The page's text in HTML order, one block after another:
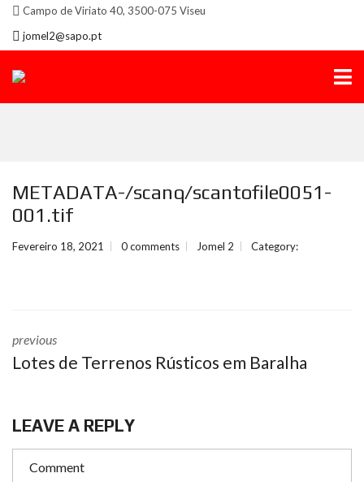
Campo de Viriato 40, 3500-075 Viseu
jomel2@sapo.pt
METADATA-/scanq/scantofile0051-
001.tif
Fevereiro 18, 2021 0 comments Jomel 2 Category:
previous
Lotes de Terrenos Rústicos em Baralha
LEAVE A REPLY